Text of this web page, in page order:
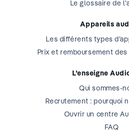
Le glossaire de
Appareils
Les différents types
Prix et remboursement
L’enseigne
Qui sommes-
Recrutement : pourquoi
Ouvrir un centre
FAQ